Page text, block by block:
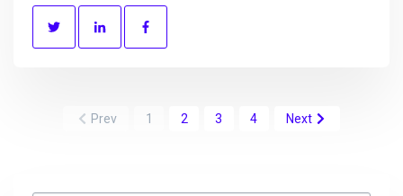
Prev 1 2 3 4 Next